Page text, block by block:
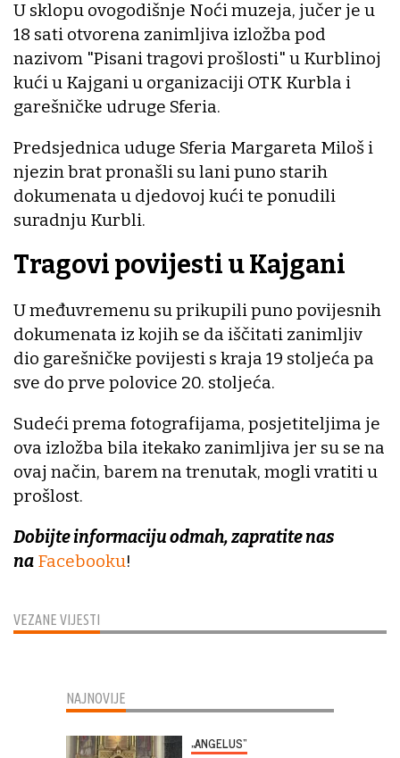
VEZANE VIJESTI
U sklopu ovogodišnje Noći muzeja, jučer je u
18 sati otvorena zanimljiva izložba pod
nazivom "Pisani tragovi prošlosti" u Kurblinoj
kući u Kajgani u organizaciji OTK Kurbla i
garešničke udruge Sferia.
Predsjednica uduge Sferia Margareta Miloš i
njezin brat pronašli su lani puno starih
dokumenata u djedovoj kući te ponudili
suradnju Kurbli.
Tragovi povijesti u Kajgani
U međuvremenu su prikupili puno povijesnih
dokumenata iz kojih se da iščitati zanimljiv
dio garešničke povijesti s kraja 19 stoljeća pa
sve do prve polovice 20. stoljeća.
Sudeći prema fotografijama, posjetiteljima je
ova izložba bila itekako zanimljiva jer su se na
ovaj način, barem na trenutak, mogli vratiti u
prošlost.
Dobijte informaciju odmah, zapratite nas
na Facebooku!
NAJNOVIJE
„ANGELUS“